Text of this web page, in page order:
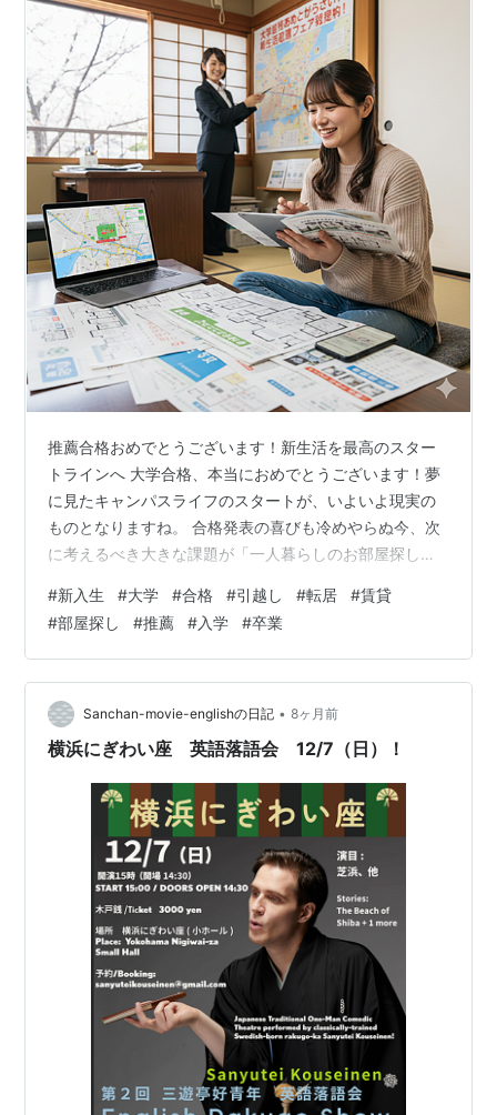
推薦合格おめでとうございます！新生活を最高のスター
トラインへ 大学合格、本当におめでとうございます！夢
に見たキャンパスライフのスタートが、いよいよ現実の
ものとなりますね。 合格発表の喜びも冷めやらぬ今、次
に考えるべき大きな課題が「一人暮らしのお部屋探し」
「一般入試の人が探し始める2月・3月になってからでも
間に合うでしょ？」 そう思っている方もいるかもしれま
せん。しかし、結論から申し上げます。 今、推薦合格で
進路が確定したあなたの部屋探しこそ、「最も有利」に
進められる絶好の機会です！ なぜなら、この時期にしか
出会えない「2月末・3月末までフリー…
#新入生 #大学 #合格 #引越し #転居 #賃貸
#部屋探し #推薦 #入学 #卒業
Sanchan-movie-englishの日記 • 8ヶ月前
横浜にぎわい座 英語落語会 12/7（日）！